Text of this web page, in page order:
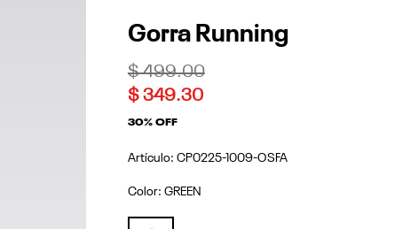
Gorra Running
Price reduced from
$ 499.00to
$ 349.30
30% OFF
Artículo: CP0225-1009-OSFA
Color: GREEN